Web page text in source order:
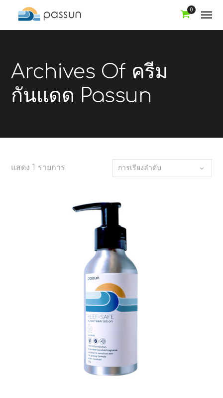
0
Archives Of ครีม
กันแดด Passun
แสดง 1 รายการ การเรียงลำดับ